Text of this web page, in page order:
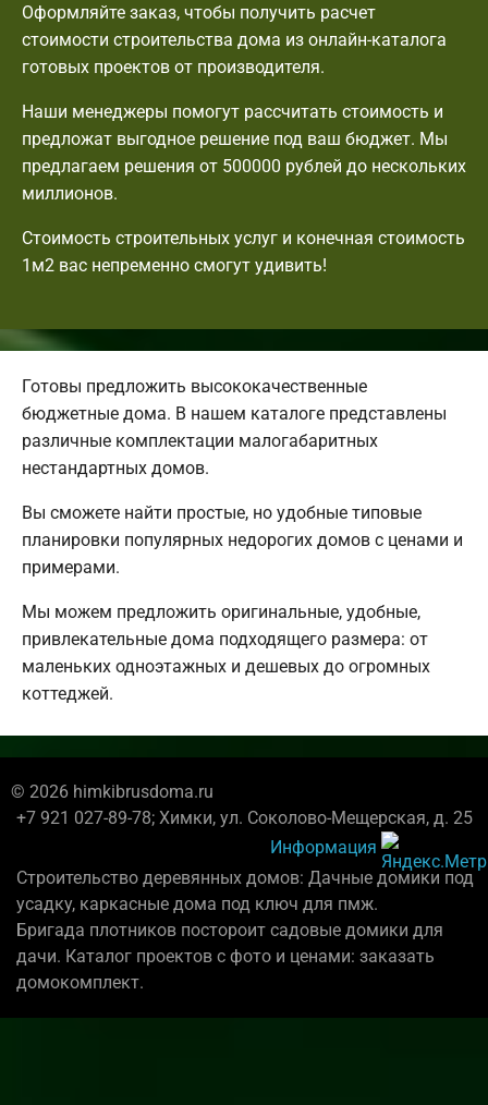
Оформляйте заказ, чтобы получить расчет
стоимости строительства дома из онлайн-каталога
готовых проектов от производителя.
Наши менеджеры помогут рассчитать стоимость и
предложат выгодное решение под ваш бюджет. Мы
предлагаем решения от 500000 рублей до нескольких
миллионов.
Стоимость строительных услуг и конечная стоимость
1м2 вас непременно смогут удивить!
Готовы предложить высококачественные
бюджетные дома. В нашем каталоге представлены
различные комплектации малогабаритных
нестандартных домов.
Вы сможете найти простые, но удобные типовые
планировки популярных недорогих домов с ценами и
примерами.
Мы можем предложить оригинальные, удобные,
привлекательные дома подходящего размера: от
маленьких одноэтажных и дешевых до огромных
коттеджей.
© 2026 himkibrusdoma.ru
+7 921 027-89-78; Химки, ул. Соколово-Мещерская, д. 25
Информация
Строительство деревянных домов: Дачные домики под
усадку, каркасные дома под ключ для пмж.
Бригада плотников постороит садовые домики для
дачи. Каталог проектов с фото и ценами: заказать
домокомплект.